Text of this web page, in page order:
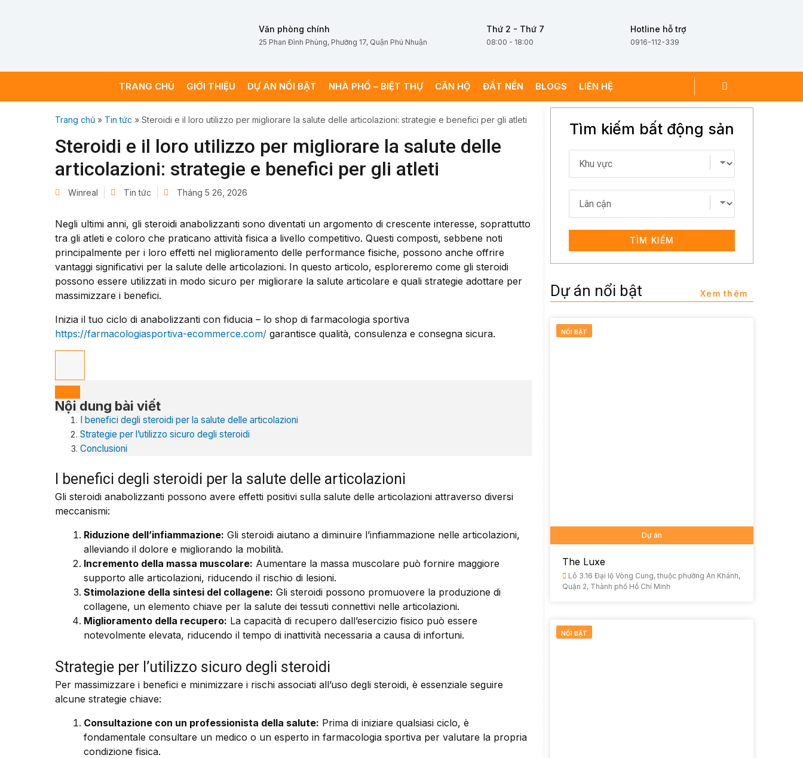
Văn phòng chính
25 Phan Đình Phùng, Phường 17, Quận Phú Nhuận
Thứ 2 - Thứ 7
08:00 - 18:00
Hotline hỗ trợ
0916-112-339
TRANG CHỦ GIỚI THIỆU DỰ ÁN NỔI BẬT NHÀ PHỐ – BIỆT THỰ CĂN HỘ ĐẤT NỀN BLOGS LIÊN HỆ
Trang chủ » Tin tức » Steroidi e il loro utilizzo per migliorare la salute delle articolazioni: strategie e benefici per gli atleti
Steroidi e il loro utilizzo per migliorare la salute delle
articolazioni: strategie e benefici per gli atleti
Winreal Tin tức Tháng 5 26, 2026
Negli ultimi anni, gli steroidi anabolizzanti sono diventati un argomento di crescente interesse, soprattutto
tra gli atleti e coloro che praticano attività fisica a livello competitivo. Questi composti, sebbene noti
principalmente per i loro effetti nel miglioramento delle performance fisiche, possono anche offrire
vantaggi significativi per la salute delle articolazioni. In questo articolo, esploreremo come gli steroidi
possono essere utilizzati in modo sicuro per migliorare la salute articolare e quali strategie adottare per
massimizzare i benefici.
Inizia il tuo ciclo di anabolizzanti con fiducia – lo shop di farmacologia sportiva
https://farmacologiasportiva-ecommerce.com/ garantisce qualità, consulenza e consegna sicura.
Nội dung bài viết
I benefici degli steroidi per la salute delle articolazioni
Strategie per l’utilizzo sicuro degli steroidi
Conclusioni
I benefici degli steroidi per la salute delle articolazioni
Gli steroidi anabolizzanti possono avere effetti positivi sulla salute delle articolazioni attraverso diversi
meccanismi:
Riduzione dell’infiammazione: Gli steroidi aiutano a diminuire l’infiammazione nelle articolazioni,
alleviando il dolore e migliorando la mobilità.
Incremento della massa muscolare: Aumentare la massa muscolare può fornire maggiore
supporto alle articolazioni, riducendo il rischio di lesioni.
Stimolazione della sintesi del collagene: Gli steroidi possono promuovere la produzione di
collagene, un elemento chiave per la salute dei tessuti connettivi nelle articolazioni.
Miglioramento della recupero: La capacità di recupero dall’esercizio fisico può essere
notevolmente elevata, riducendo il tempo di inattività necessaria a causa di infortuni.
Strategie per l’utilizzo sicuro degli steroidi
Per massimizzare i benefici e minimizzare i rischi associati all’uso degli steroidi, è essenziale seguire
alcune strategie chiave:
Consultazione con un professionista della salute: Prima di iniziare qualsiasi ciclo, è
fondamentale consultare un medico o un esperto in farmacologia sportiva per valutare la propria
condizione fisica.
Tìm kiếm bất động sản
TÌM KIẾM
Dự án nổi bật Xem thêm
NỔI BẬT
Dự án
The Luxe
Lô 3.16 Đại lộ Vòng Cung, thuộc phường An Khánh,
Quận 2, Thành phố Hồ Chí Minh
NỔI BẬT